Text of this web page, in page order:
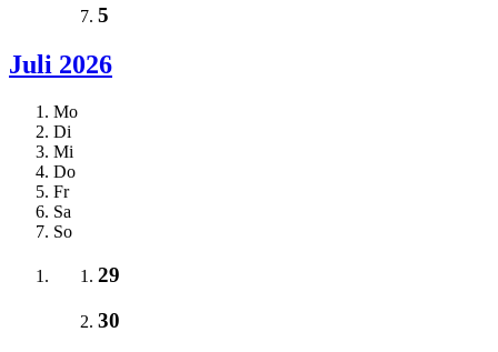
5
Juli 2026
Mo
Di
Mi
Do
Fr
Sa
So
29
30